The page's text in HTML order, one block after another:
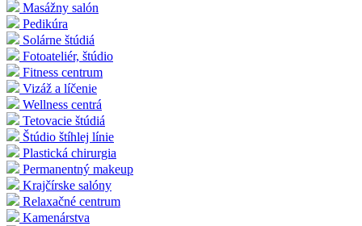
Masážny salón
Pedikúra
Solárne štúdiá
Fotoateliér, štúdio
Fitness centrum
Vizáž a líčenie
Wellness centrá
Tetovacie štúdiá
Štúdio štíhlej línie
Plastická chirurgia
Permanentný makeup
Krajčírske salóny
Relaxačné centrum
Kamenárstva